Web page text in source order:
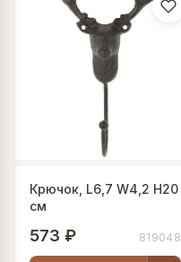
Крючок, L6,7 W4,2 H20
см
573 ₽ 819048